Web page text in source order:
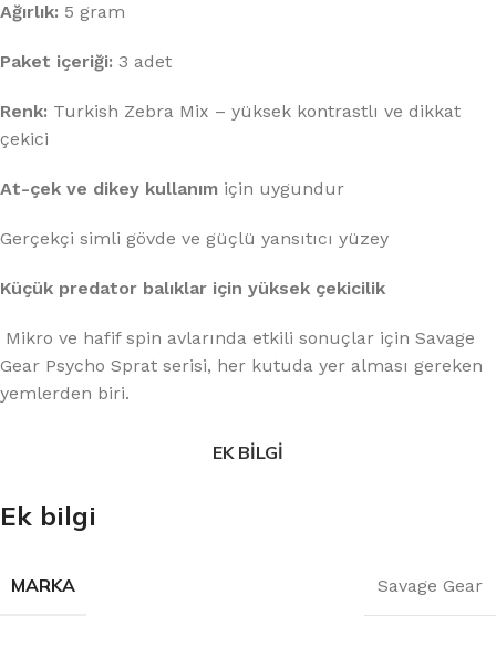
Ağırlık: 5 gram
Paket içeriği: 3 adet
Renk: Turkish Zebra Mix – yüksek kontrastlı ve dikkat
çekici
At-çek ve dikey kullanım için uygundur
Gerçekçi simli gövde ve güçlü yansıtıcı yüzey
Küçük predator balıklar için yüksek çekicilik
Mikro ve hafif spin avlarında etkili sonuçlar için Savage
Gear Psycho Sprat serisi, her kutuda yer alması gereken
yemlerden biri.
EK BILGI
Ek bilgi
MARKA Savage Gear